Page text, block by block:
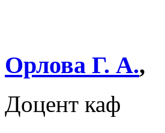
Орлова Г. А.,
Доцент каф